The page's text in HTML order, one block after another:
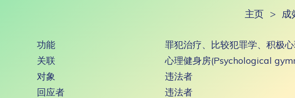
主页 > 成
功能
罪犯治疗、比较犯罪学、积极
关联
心理健身房(Psychological
对象
违法者
回应者
违法者